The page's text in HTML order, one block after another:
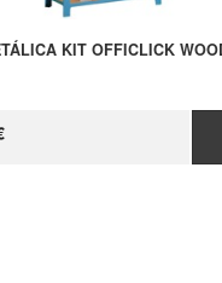
KIT OFFICLICK